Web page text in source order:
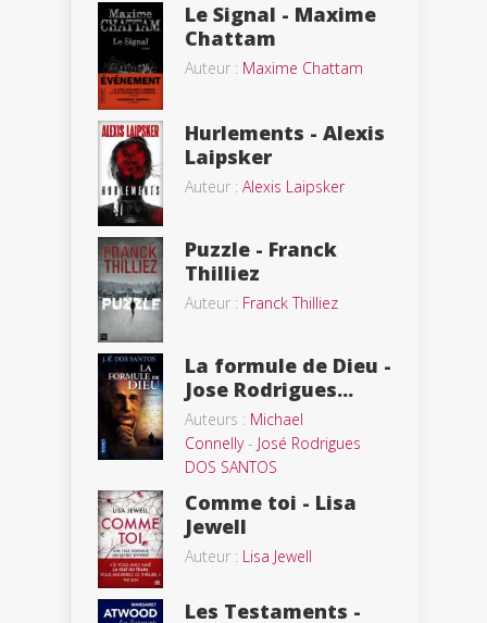
Le Signal - Maxime
Chattam
Auteur : Maxime Chattam
Hurlements - Alexis
Laipsker
Auteur : Alexis Laipsker
Puzzle - Franck
Thilliez
Auteur : Franck Thilliez
La formule de Dieu -
Jose Rodrigues...
Auteurs : Michael
Connelly- José Rodrigues
DOS SANTOS
Comme toi - Lisa
Jewell
Auteur : Lisa Jewell
Les Testaments -